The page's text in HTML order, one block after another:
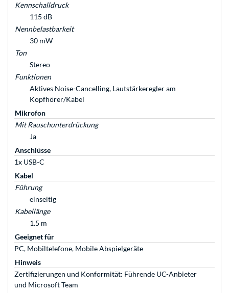
Kennschalldruck
115 dB
Nennbelastbarkeit
30 mW
Ton
Stereo
Funktionen
Aktives Noise-Cancelling, Lautstärkeregler am
Kopfhörer/Kabel
Mikrofon
Mit Rauschunterdrückung
Ja
Anschlüsse
1x USB-C
Kabel
Führung
einseitig
Kabellänge
1.5 m
Geeignet für
PC, Mobiltelefone, Mobile Abspielgeräte
Hinweis
Zertifizierungen und Konformität: Führende UC-Anbieter
und Microsoft Team